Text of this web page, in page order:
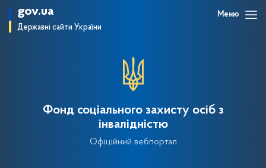
gov.ua
Державні сайти України
Меню
Фонд соціального захисту осіб з
інвалідністю
Офіційний вебпортал